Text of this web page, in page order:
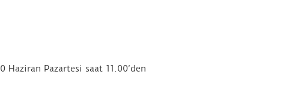
Haziran Pazartesi saat 11.00’den